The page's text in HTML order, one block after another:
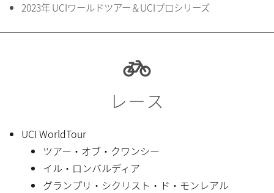
2023年 UCIワールドツアー＆UCIプロシリーズ
レース
UCI WorldTour
ツアー・オブ・クワンシー
イル・ロンバルディア
グランプリ・シクリスト・ド・モンレアル